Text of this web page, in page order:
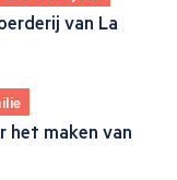
van La
het maken van